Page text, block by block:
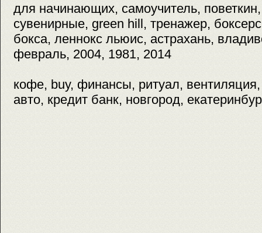
для начинающих, самоучитель,
сувенирные, green hill, тренажер,
бокса, леннокс льюис, астрахань,
февраль, 2004, 1981, 2014
кофе, buy, финансы, ритуал,
авто, кредит банк, новгород,